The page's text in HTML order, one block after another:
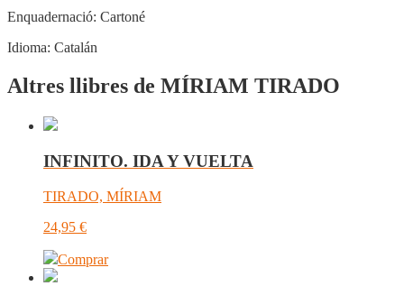
Enquadernació: Cartoné
Idioma: Catalán
Altres llibres de MÍRIAM TIRADO
INFINITO. IDA Y VUELTA
TIRADO, MÍRIAM
24,95 €
Comprar